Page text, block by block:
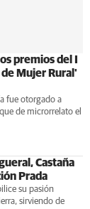
premios del I
Mujer Rural'
fue otorgado a
de microrrelato el
Castaña
Prada
su pasión
sirviendo de